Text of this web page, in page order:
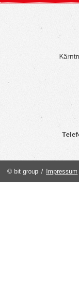
© bit group / Impressum